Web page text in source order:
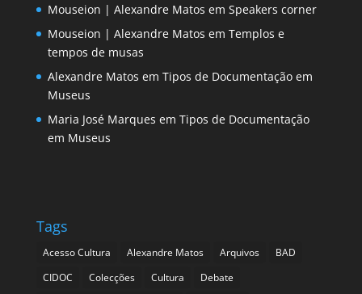
Mouseion | Alexandre Matos em Speakers corner
Mouseion | Alexandre Matos em Templos e
tempos de musas
Alexandre Matos em Tipos de Documentação em
Museus
Maria José Marques em Tipos de Documentação
em Museus
Tags
Acesso Cultura Alexandre Matos Arquivos
BAD
CIDOC
Colecções Cultura
Debate